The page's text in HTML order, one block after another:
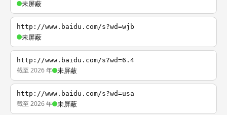
未屏蔽
http://www.baidu.com/s?wd=wjb
未屏蔽
http://www.baidu.com/s?wd=6.4
截至 2026 年 未屏蔽
http://www.baidu.com/s?wd=usa
截至 2026 年 未屏蔽